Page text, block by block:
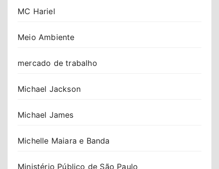
MC Hariel
Meio Ambiente
mercado de trabalho
Michael Jackson
Michael James
Michelle Maiara e Banda
Ministério Público de São Paulo